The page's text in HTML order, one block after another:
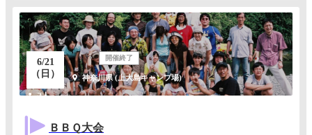
6/21
（日）
開催終了
神奈川県 (上大島キャンプ場)
2人
ＢＢＱ大会